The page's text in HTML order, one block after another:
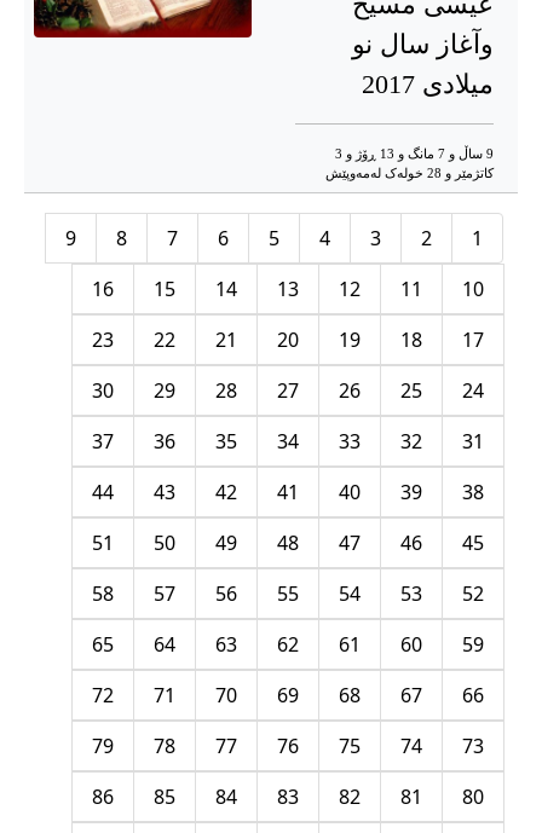
وآغاز سال نو
میلادى 2017
9 ساڵ و 7 مانگ و 13 ڕۆژ و 3
کاتژمێر و 28 خوله‌ک له‌مه‌وپێش‌
1
2
3
4
5
6
7
8
9
10
11
12
13
14
15
16
17
18
19
20
21
22
23
24
25
26
27
28
29
30
31
32
33
34
35
36
37
38
39
40
41
42
43
44
45
46
47
48
49
50
51
52
53
54
55
56
57
58
59
60
61
62
63
64
65
66
67
68
69
70
71
72
73
74
75
76
77
78
79
80
81
82
83
84
85
86